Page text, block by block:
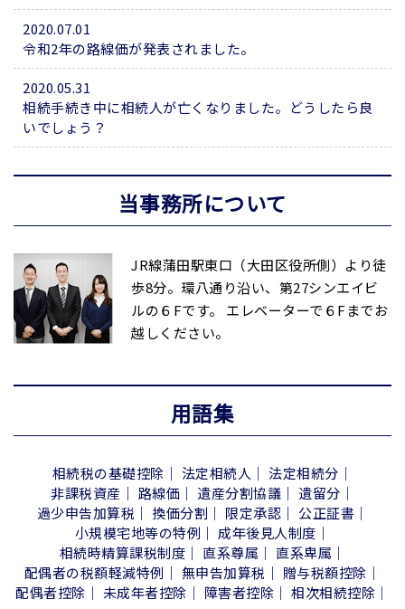
2020.07.01
令和2年の路線価が発表されました。
2020.05.31
相続手続き中に相続人が亡くなりました。どうしたら良
いでしょう？
当事務所について
JR線蒲田駅東口（大田区役所側）より徒
歩8分。環八通り沿い、第27シンエイビ
ルの６Fです。 エレベーターで６Fまでお
越しください。
用語集
相続税の基礎控除 法定相続人
法定相続分
非課税資産
路線価 遺産分割協議
遺留分
過少申告加算税
換価分割 限定承認
公正証書
小規模宅地等の特例
成年後見人制度
相続時精算課税制度
直系尊属
直系卑属
配偶者の税額軽減特例
無申告加算税
贈与税額控除
配偶者控除
未成年者控除 障害者控除 相次相続控除